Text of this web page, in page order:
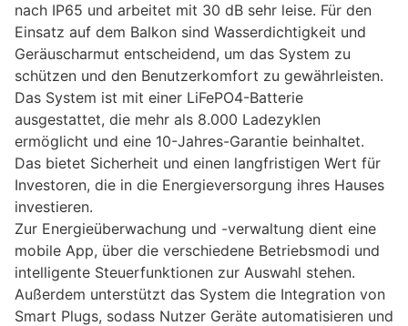
nach IP65 und arbeitet mit 30 dB sehr leise. Für den
Einsatz auf dem Balkon sind Wasserdichtigkeit und
Geräuscharmut entscheidend, um das System zu
schützen und den Benutzerkomfort zu gewährleisten.
Das System ist mit einer LiFePO4-Batterie
ausgestattet, die mehr als 8.000 Ladezyklen
ermöglicht und eine 10-Jahres-Garantie beinhaltet.
Das bietet Sicherheit und einen langfristigen Wert für
Investoren, die in die Energieversorgung ihres Hauses
investieren.
Zur Energieüberwachung und -verwaltung dient eine
mobile App, über die verschiedene Betriebsmodi und
intelligente Steuerfunktionen zur Auswahl stehen.
Außerdem unterstützt das System die Integration von
Smart Plugs, sodass Nutzer Geräte automatisieren und